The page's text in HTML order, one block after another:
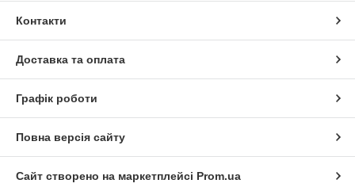
Контакти
Доставка та оплата
Графік роботи
Повна версія сайту
Сайт створено на маркетплейсі Prom.ua